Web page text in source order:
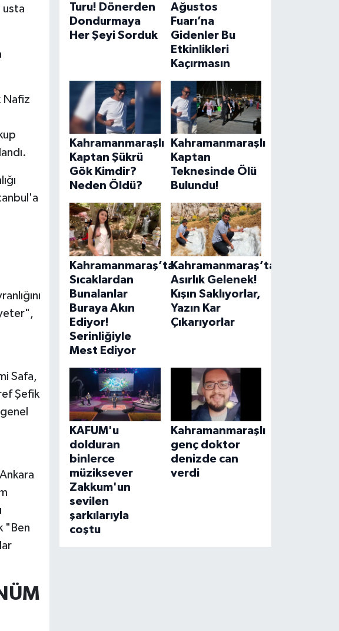
usta
Nafiz
yeter",
Safa,
Şefik
"Ben
Turu! Dönerden
Dondurmaya
Her Şeyi Sorduk
Ağustos
Fuarı’na
Gidenler Bu
Etkinlikleri
Kaçırmasın
Kahramanmaraşlı
Kaptan Şükrü
Gök Kimdir?
Neden Öldü?
Kahramanmaraşlı
Kaptan
Teknesinde Ölü
Bulundu!
Kahramanmaraş’ta
Sıcaklardan
Bunalanlar
Buraya Akın
Ediyor!
Serinliğiyle
Mest Ediyor
Kahramanmaraş’ta
Asırlık Gelenek!
Kışın Saklıyorlar,
Yazın Kar
Çıkarıyorlar
KAFUM'u
dolduran
binlerce
müziksever
Zakkum'un
sevilen
şarkılarıyla
coştu
Kahramanmaraşlı
genç doktor
denizde can
verdi